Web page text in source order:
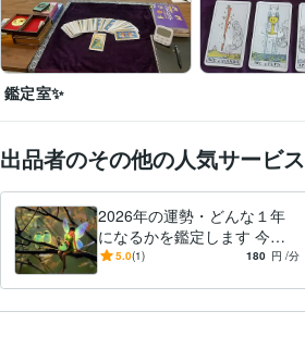
鑑定室✨
出品者のその他の人気サービス
2026年の運勢・どんな１年
になるかを鑑定します 今の
運勢・運気を探り勝負に適し
5.0(1) 180 円 /分